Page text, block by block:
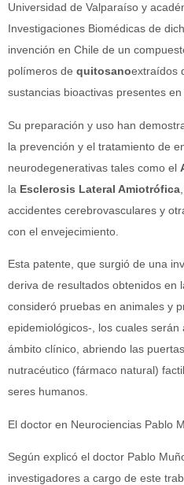
Universidad de Valparaíso y
Investigaciones Biomédicas de
invención en Chile de un
polímeros de quitosanoextraídos
sustancias bioactivas presentes en
Su preparación y uso han
la prevención y el tratamiento de
neurodegenerativas tales como el
la Esclerosis Lateral Amiotrófica
accidentes cerebrovasculares y
con el envejecimiento.
Esta patente, que surgió de una
deriva de resultados obtenidos en
consideró pruebas en animales y
epidemiológicos-, los cuales
ámbito clínico, abriendo las
nutracéutico (fármaco natural)
seres humanos.
El doctor en Neurociencias Pablo
Según explicó el doctor Pablo
investigadores a cargo de este